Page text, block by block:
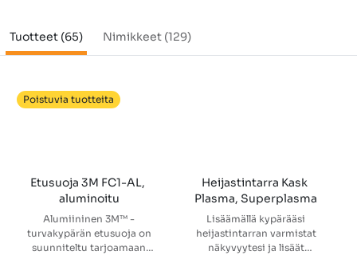
Tuotteet (65) Nimikkeet (129)
Poistuvia tuotteita
Etusuoja 3M FC1-AL,
aluminoitu
Alumiininen 3M™ -
turvakypärän etusuoja on
suunniteltu tarjoamaan
Heijastintarra Kask
Plasma, Superplasma
Lisäämällä kypärääsi
heijastintarran varmistat
näkyvyytesi ja lisäät